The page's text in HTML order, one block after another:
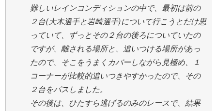
難しいレインコンディションの中で、最初は前の
２台(大木選手と岩崎選手)について行こうとだけ思
っていて、ずっとその２台の後ろについていたの
ですが、離される場所と、追いつける場所があっ
たので、そこをうまくカバーしながら見極め、１
コーナーが比較的追いつきやすかったので、その
２台をパスしました。
その後は、ひたすら逃げるのみのレースで、結果